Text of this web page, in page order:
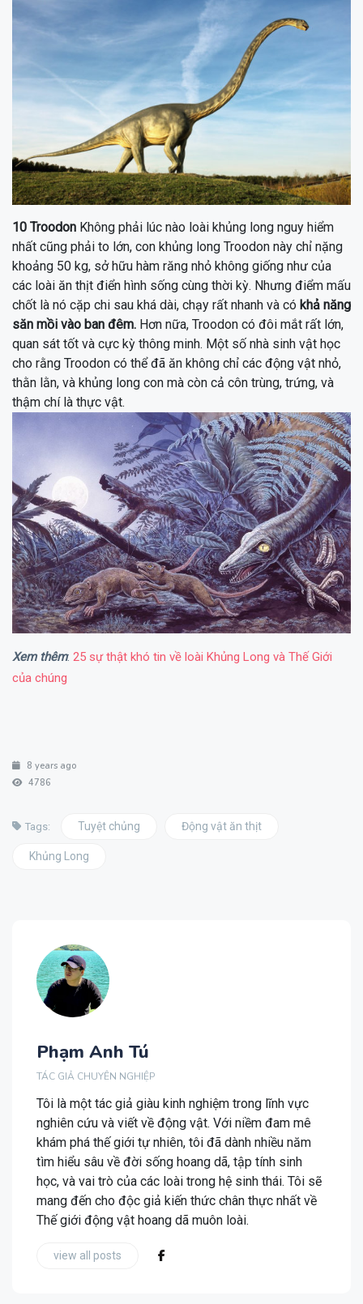
10 Troodon Không phải lúc nào loài khủng long nguy hiểm
nhất cũng phải to lớn, con khủng long Troodon này chỉ nặng
khoảng 50 kg, sở hữu hàm răng nhỏ không giống như của
các loài ăn thịt điển hình sống cùng thời kỳ. Nhưng điểm mấu
chốt là nó cặp chi sau khá dài, chạy rất nhanh và có khả năng
săn mồi vào ban đêm. Hơn nữa, Troodon có đôi mắt rất lớn,
quan sát tốt và cực kỳ thông minh. Một số nhà sinh vật học
cho rằng Troodon có thể đã ăn không chỉ các động vật nhỏ,
thằn lằn, và khủng long con mà còn cả côn trùng, trứng, và
thậm chí là thực vật.
Xem thêm: 25 sự thật khó tin về loài Khủng Long và Thế Giới
của chúng
8 years ago
4786
Tags: Tuyệt chủng Động vật ăn thịt
Khủng Long
Phạm Anh Tú
TÁC GIẢ CHUYÊN NGHIỆP
Tôi là một tác giả giàu kinh nghiệm trong lĩnh vực
nghiên cứu và viết về động vật. Với niềm đam mê
khám phá thế giới tự nhiên, tôi đã dành nhiều năm
tìm hiểu sâu về đời sống hoang dã, tập tính sinh
học, và vai trò của các loài trong hệ sinh thái. Tôi sẽ
mang đến cho độc giả kiến thức chân thực nhất về
Thế giới động vật hoang dã muôn loài.
view all posts